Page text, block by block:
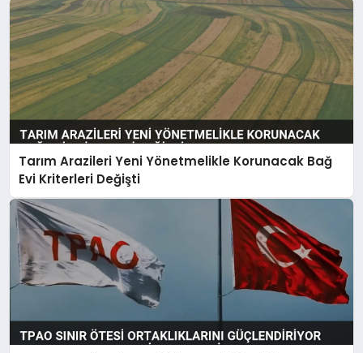
Tarım Arazileri Yeni Yönetmelikle Korunacak Bağ
Evi Kriterleri Değişti